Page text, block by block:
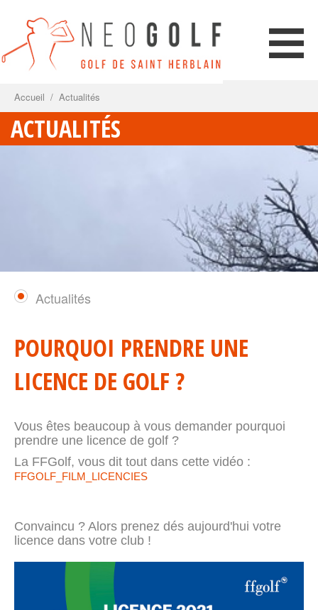
Accueil / Actualités
ACTUALITÉS
Actualités
POURQUOI PRENDRE UNE
LICENCE DE GOLF ?
Vous êtes beaucoup à vous demander pourquoi
prendre une licence de golf ?
La FFGolf, vous dit tout dans cette vidéo :
FFGOLF_FILM_LICENCIES
Convaincu ? Alors prenez dés aujourd'hui votre
licence dans votre club !